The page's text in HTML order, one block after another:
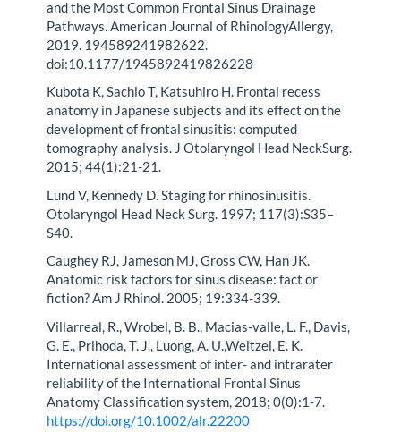
and the Most Common Frontal Sinus Drainage
Pathways. American Journal of RhinologyAllergy,
2019. 194589241982622.
doi:10.1177/1945892419826228
Kubota K, Sachio T, Katsuhiro H. Frontal recess
anatomy in Japanese subjects and its effect on the
development of frontal sinusitis: computed
tomography analysis. J Otolaryngol Head NeckSurg.
2015; 44(1):21-21.
Lund V, Kennedy D. Staging for rhinosinusitis.
Otolaryngol Head Neck Surg. 1997; 117(3):S35–
S40.
Caughey RJ, Jameson MJ, Gross CW, Han JK.
Anatomic risk factors for sinus disease: fact or
fiction? Am J Rhinol. 2005; 19:334-339.
Villarreal, R., Wrobel, B. B., Macias-valle, L. F., Davis,
G. E., Prihoda, T. J., Luong, A. U.,Weitzel, E. K.
International assessment of inter- and intrarater
reliability of the International Frontal Sinus
Anatomy Classification system, 2018; 0(0):1-7.
https://doi.org/10.1002/alr.22200